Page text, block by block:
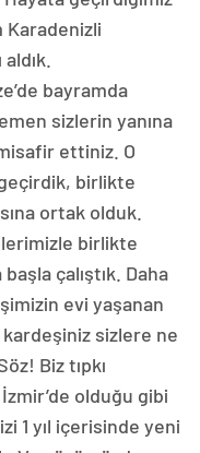
Karadenizli
bayramda
sizlerin yanına
ettiniz. O
birlikte
ortak olduk.
birlikte
çalıştık. Daha
evi yaşanan
sizlere ne
Biz tıpkı
İzmir’de olduğu gibi
1 yıl içerisinde yeni